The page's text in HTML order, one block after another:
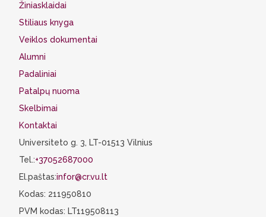
Žiniasklaidai
Stiliaus knyga
Veiklos dokumentai
Alumni
Padaliniai
Patalpų nuoma
Skelbimai
Kontaktai
Universiteto g. 3, LT-01513 Vilnius
Tel.:+37052687000
El.paštas:infor@cr.vu.lt
Kodas: 211950810
PVM kodas: LT119508113